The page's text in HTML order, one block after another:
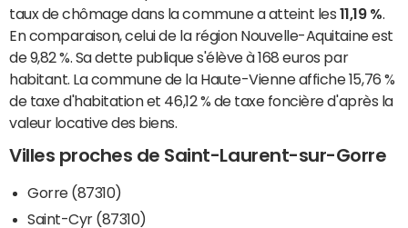
taux de chômage dans la commune a atteint les 11,19 %
En comparaison, celui de la région Nouvelle-Aquitaine est
de 9,82 %. Sa dette publique s'élève à 168 euros par
habitant. La commune de la Haute-Vienne affiche 15,76 %
de taxe d'habitation et 46,12 % de taxe foncière d'après la
valeur locative des biens.
Villes proches de Saint-Laurent-sur-Gorre
Gorre (87310)
Saint-Cyr (87310)